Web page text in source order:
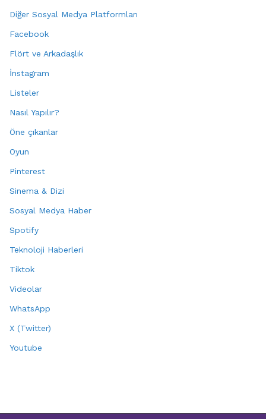
Diğer Sosyal Medya Platformları
Facebook
Flört ve Arkadaşlık
İnstagram
Listeler
Nasıl Yapılır?
Öne çıkanlar
Oyun
Pinterest
Sinema & Dizi
Sosyal Medya Haber
Spotify
Teknoloji Haberleri
Tiktok
Videolar
WhatsApp
X (Twitter)
Youtube